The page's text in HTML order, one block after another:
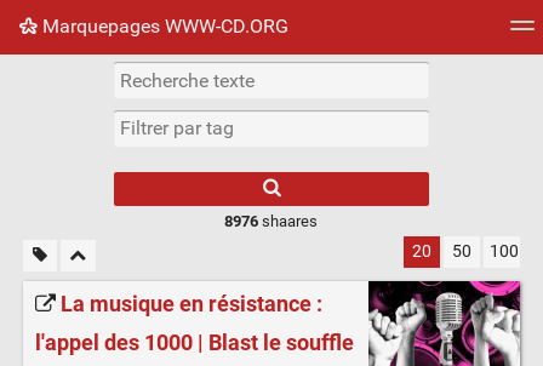
Marquepages WWW-CD.ORG
Nuage de tags Mur d'images
8976 shaares
20 50 100
La musique en résistance :
l'appel des 1000 | Blast le souffle